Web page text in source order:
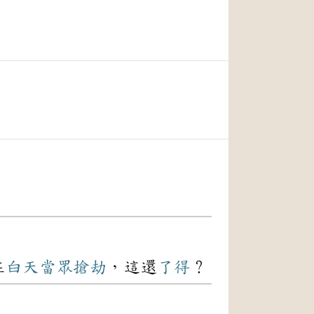
白天 當眾搶劫 ，這還 了得 ？